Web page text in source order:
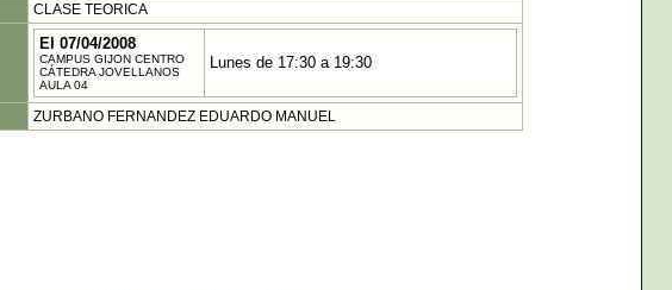
CLASE TEORICA
El 07/04/2008
CAMPUS GIJON CENTRO
CÁTEDRA JOVELLANOS
AULA 04
Lunes de 17:30 a 19:30
ZURBANO FERNANDEZ EDUARDO MANUEL